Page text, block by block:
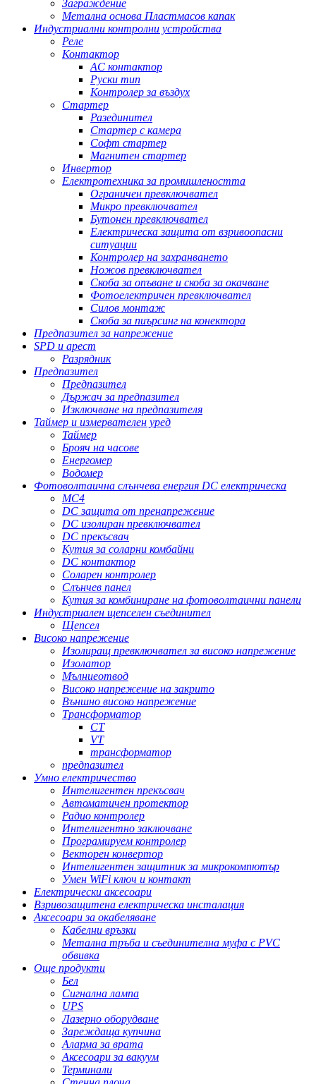
Заграждение
Метална основа Пластмасов капак
Индустриални контролни устройства
Реле
Контактор
AC контактор
Руски тип
Контролер за въздух
Стартер
Разединител
Стартер с камера
Софт стартер
Магнитен стартер
Инвертор
Електротехника за промишлеността
Ограничен превключвател
Микро превключвател
Бутонен превключвател
Електрическа защита от взривоопасни
ситуации
Контролер на захранването
Ножов превключвател
Скоба за опъване и скоба за окачване
Фотоелектричен превключвател
Силов монтаж
Скоба за пиърсинг на конектора
Предпазител за напрежение
SPD и арест
Разрядник
Предпазител
Предпазител
Държач за предпазител
Изключване на предпазителя
Таймер и измервателен уред
Таймер
Брояч на часове
Енергомер
Водомер
Фотоволтаична слънчева енергия DC електрическа
MC4
DC защита от пренапрежение
DC изолиран превключвател
DC прекъсвач
Кутия за соларни комбайни
DC контактор
Соларен контролер
Слънчев панел
Кутия за комбиниране на фотоволтаични панели
Индустриален щепселен съединител
Щепсел
Високо напрежение
Изолиращ превключвател за високо напрежение
Изолатор
Мълниеотвод
Високо напрежение на закрито
Външно високо напрежение
Трансформатор
CT
VT
трансформатор
предпазител
Умно електричество
Интелигентен прекъсвач
Автоматичен протектор
Радио контролер
Интелигентно заключване
Програмируем контролер
Векторен конвертор
Интелигентен защитник за микрокомпютър
Умен WiFi ключ и контакт
Електрически аксесоари
Взривозащитена електрическа инсталация
Аксесоари за окабеляване
Кабелни връзки
Метална тръба и съединителна муфа с PVC
обвивка
Още продукти
Бел
Сигнална лампа
UPS
Лазерно оборудване
Зареждаща купчина
Аларма за врата
Аксесоари за вакуум
Терминали